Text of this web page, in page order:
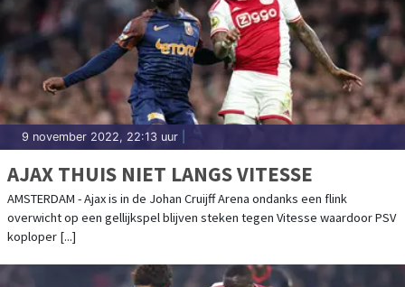
9 november 2022, 22:13 uur
AJAX THUIS NIET LANGS VITESSE
AMSTERDAM - Ajax is in de Johan Cruijff Arena ondanks een flink
overwicht op een gellijkspel blijven steken tegen Vitesse waardoor PSV
koploper [...]